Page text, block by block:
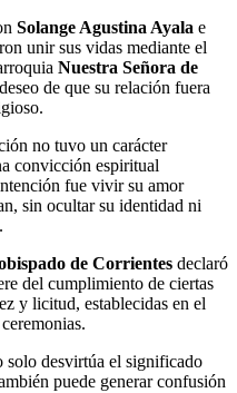
Solange Agustina Ayala e
unir sus vidas mediante el
Nuestra Señora de
de que su relación fuera
no tuvo un carácter
convicción espiritual
fue vivir su amor
sin ocultar su identidad ni
de Corrientes declaró
del cumplimiento de ciertas
y licitud, establecidas en el
solo desvirtúa el significado
puede generar confusión